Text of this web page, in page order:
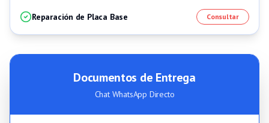
Reparación de Placa Base Consultar
Documentos de Entrega
Chat WhatsApp Directo